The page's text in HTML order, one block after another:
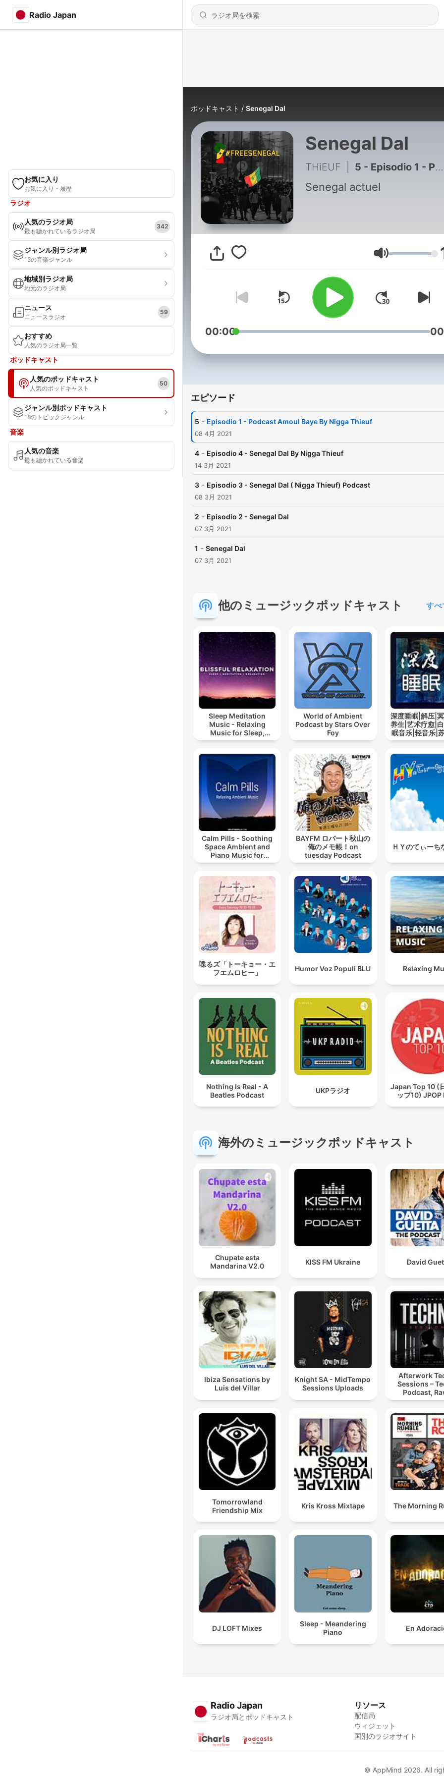
Radio Japan
お気に入り
お気に入り・履歴
ラジオ
人気のラジオ局
最も聴かれているラジオ局
342
ジャンル別ラジオ局
15の音楽ジャンル
地域別ラジオ局
地元のラジオ局
ニュース
ニュースラジオ
59
おすすめ
人気のラジオ局一覧
ポッドキャスト
人気のポッドキャスト
人気のポッドキャスト
50
ジャンル別ポッドキャスト
18のトピックジャンル
音楽
人気の音楽
最も聴かれている音楽
ポッドキャスト Senegal Dal
Senegal Dal
THiEUF 5 - Episodio 1 - Podcast Amoul Baye By Nigga Thieuf
Senegal actuel
音量
00:00
エピソード
5 - Episodio 1 - Podcast Amoul Baye By Nigga Thieuf
08 4月 2021
4 - Episodio 4 - Senegal Dal By Nigga Thieuf
14 3月 2021
3 - Episodio 3 - Senegal Dal ( Nigga Thieuf) Podcast
08 3月 2021
2 - Episodio 2 - Senegal Dal
07 3月 2021
1 - Senegal Dal
07 3月 2021
他のミュージックポッドキャスト すべ
Sleep Meditation
Music - Relaxing
Music for Sleep,
Meditation &
World of Ambient
Podcast by Stars Over
Foy
深度睡眠|解压|
养生|艺术疗愈|
眠音乐|轻音乐|
道
Calm Pills - Soothing
Space Ambient and
Piano Music for
Relaxing, Sleeping,
Meditation
BAYFM ロバート秋山の
俺のメモ帳！on
tuesday Podcast
ＨＹのてぃーち
喋るズ「トーキョー・エ
フエムロヒー」
Humor Voz Populi BLU Relaxing
Nothing Is Real - A
Beatles Podcast
UKPラジオ
Japan Top 10 (
ップ10) JPOP
海外のミュージックポッドキャスト
Chupate esta
Mandarina V2.0
KISS FM Ukraine David
Ibiza Sensations by
Luis del Villar
Knight SA - MidTempo
Sessions Uploads
Afterwork
Sessions –
Podcast,
Hypnotic
Tomorrowland
Friendship Mix
Kris Kross Mixtape The Morning
DJ LOFT Mixes
Sleep - Meandering
Piano
En
Radio Japan
ラジオ局とポッドキャスト
リソース
配信局
ウィジェット
国別のラジオサイト
© AppMind 2026. All